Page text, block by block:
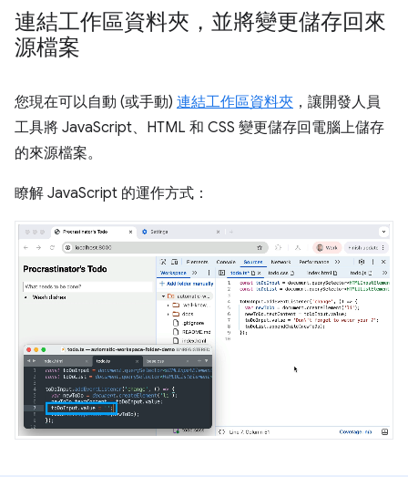
連結工作區資料夾，並將變更儲存回來
源檔案
您現在可以自動 (或手動) 連結工作區資料夾 ，讓開發人員
工具將 JavaScript、HTML 和 CSS 變更儲存回電腦上儲存
的來源檔案。
瞭解 JavaScript 的運作方式：